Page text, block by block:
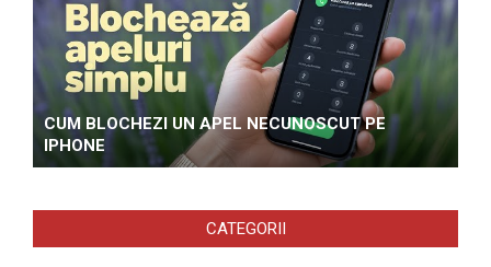
CUM BLOCHEZI UN APEL NECUNOSCUT PE
IPHONE
CATEGORII